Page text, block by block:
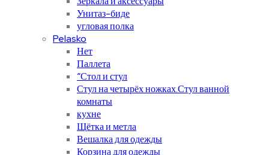
Унитаз-биде
угловая полка
Pelasko
Нет
Паллета
“Стол и стул
Стул на четырёх ножках.Стул ванной
комнаты
кухне
Щётка и метла
Вешалка для одежды
Корзина для одежды